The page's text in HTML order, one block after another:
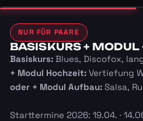
NUR FÜR PAARE
BASISKURS + MODUL
Basiskurs:Blues, Discofox,
+ Modul Hochzeit:Vertiefung
oder + Modul Aufbau:Salsa,
Starttermine 2026: 19.04. · 14.06.